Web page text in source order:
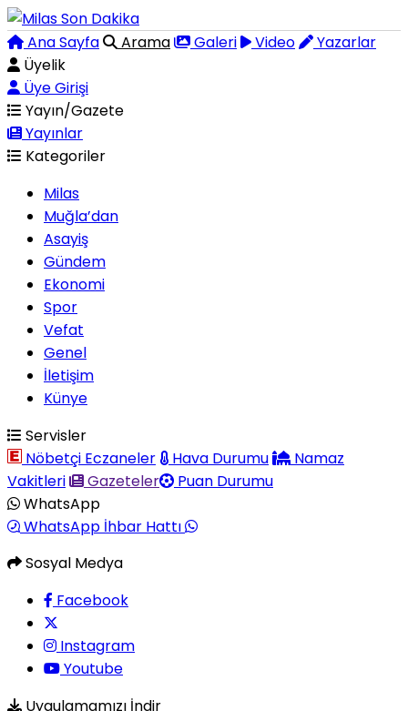
Ana Sayfa Arama Galeri Video
Yazarlar
Üyelik
Üye Girişi
Yayın/Gazete
Yayınlar
Kategoriler
Milas
Muğla’dan
Asayiş
Gündem
Ekonomi
Spor
Vefat
Genel
İletişim
Künye
Servisler
Nöbetçi Eczaneler
Hava Durumu
Namaz
Vakitleri
Gazeteler
Puan Durumu
WhatsApp
WhatsApp İhbar Hattı
Sosyal Medya
Facebook
Instagram
Youtube
Uygulamamızı İndir